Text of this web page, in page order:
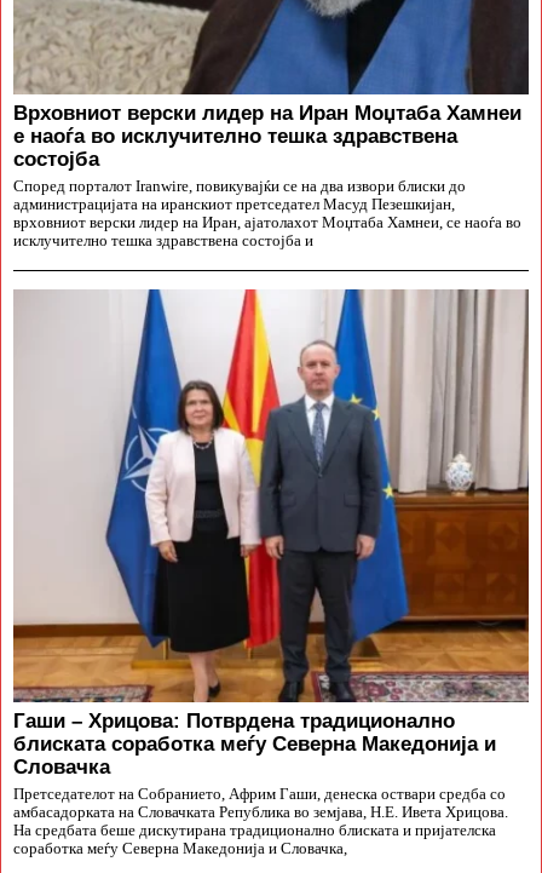
Врховниот верски лидер на Иран Моџтаба Хамнеи
е наоѓа во исклучително тешка здравствена
состојба
Според порталот Iranwire, повикувајќи се на два извори блиски до
администрацијата на иранскиот претседател Масуд Пезешкијан,
врховниот верски лидер на Иран, ајатолахот Моџтаба Хамнеи, се наоѓа во
исклучително тешка здравствена состојба и
Гаши – Хрицова: Потврдена традиционално
блиската соработка меѓу Северна Македонија и
Словачка
Претседателот на Собранието, Африм Гаши, денеска оствари средба со
амбасадорката на Словачката Република во земјава, Н.Е. Ивета Хрицова.
На средбата беше дискутирана традиционално блиската и пријателска
соработка меѓу Северна Македонија и Словачка,